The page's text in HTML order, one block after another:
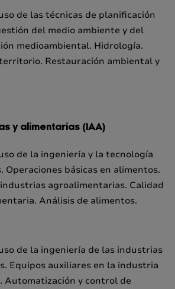
de las técnicas de planificación
del medio ambiente y del
medioambiental. Hidrología.
Restauración ambiental y
y alimentarias (IAA)
de la ingeniería y la tecnología
Operaciones básicas en alimentos.
agroalimentarias. Calidad
Análisis de alimentos.
de la ingeniería de las industrias
Equipos auxiliares en la industria
Automatización y control de